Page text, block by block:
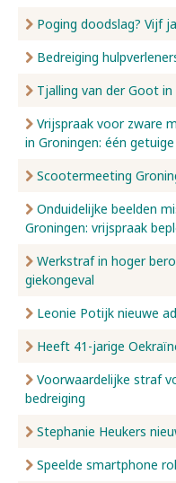
Poging doodslag? Vijf
Bedreiging
Tjalling van der Goot
Vrijspraak voor zware
in Groningen: één
Scootermeeting
Onduidelijke beelden
Groningen: vrijspraak
Werkstraf in hoger
giekongeval
Leonie Potijk nieuwe
Heeft 41-jarige
Voorwaardelijke straf
bedreiging
Stephanie Heukers
Speelde smartphone